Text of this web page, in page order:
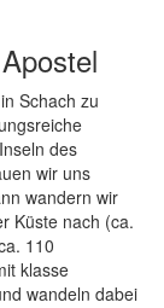
Schach zu
des
wir uns
wandern wir
Küste nach (ca.
110
klasse
wandeln dabei